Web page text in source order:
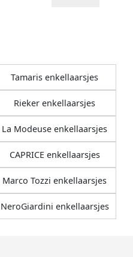
Tamaris enkellaarsjes
Rieker enkellaarsjes
La Modeuse enkellaarsjes
CAPRICE enkellaarsjes
Marco Tozzi enkellaarsjes
NeroGiardini enkellaarsjes